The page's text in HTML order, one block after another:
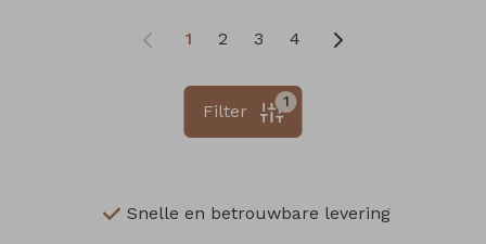
1 2 3 4
1
Filter
Snelle en betrouwbare levering